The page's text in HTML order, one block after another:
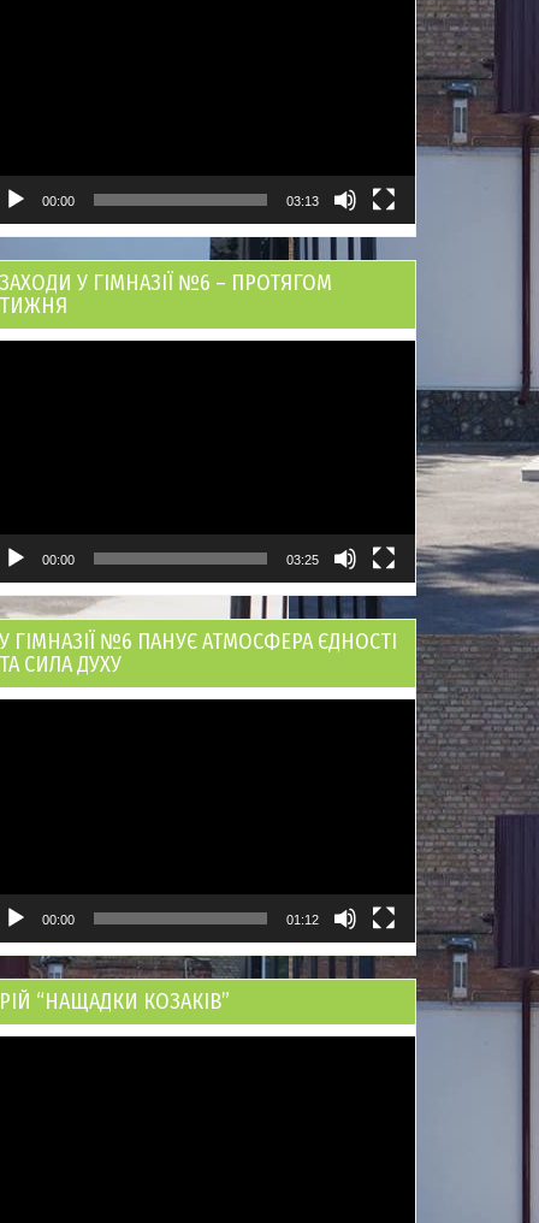
00:00 03:13
ЗАХОДИ У ГІМНАЗІЇ №6 – ПРОТЯГОМ
ТИЖНЯ
00:00 03:25
У ГІМНАЗІЇ №6 ПАНУЄ АТМОСФЕРА ЄДНОСТІ
ТА СИЛА ДУХУ
00:00 01:12
РІЙ “НАЩАДКИ КОЗАКІВ”